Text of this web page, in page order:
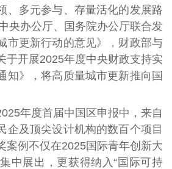
、多元参与、存量活化的发展路
央办公厅、国务院办公厅联合发
市更新行动的意见》，财政部与
于开展2025年度中央财政支持实
知》，将高质量城市更新推向国
年度首届中国区申报中，来自
企及顶尖设计机构的数百个项目
案例不仅在2025国际青年创新大
中展出，更获得纳入“国际可持